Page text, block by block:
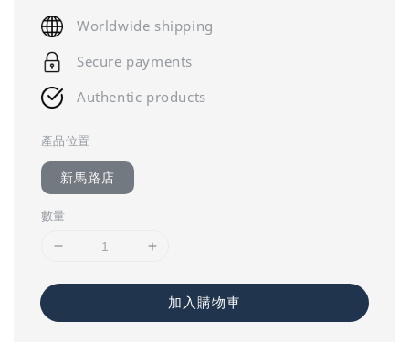
price
Worldwide shipping
Secure payments
Authentic products
產品位置
新馬路店
數量
加入購物車